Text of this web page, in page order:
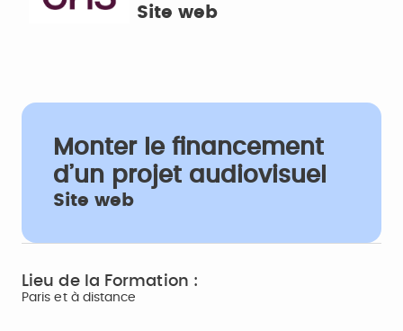
Site web
Monter le financement
d’un projet audiovisuel
Site web
Lieu de la Formation :
Paris et à distance